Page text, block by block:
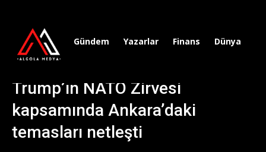
Gündem Yazarlar Finans Dünya
Trump’ın NATO Zirvesi
kapsamında Ankara’daki
temasları netleşti